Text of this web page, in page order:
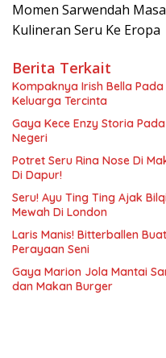
Momen Sarwendah
Kulineran Seru Ke Eropa
Berita Terkait
Kompaknya Irish Bella
Keluarga Tercinta
Gaya Kece Enzy Storia
Negeri
Potret Seru Rina Nose Di
Di Dapur!
Seru! Ayu Ting Ting Ajak
Mewah Di London
Laris Manis! Bitterballen
Perayaan Seni
Gaya Marion Jola Mantai
dan Makan Burger